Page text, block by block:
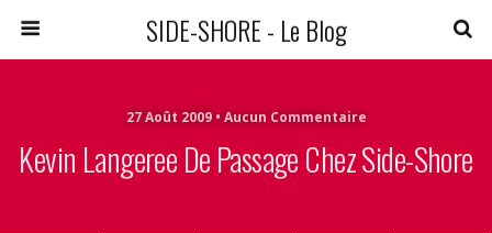
SIDE-SHORE - Le Blog
27 Août 2009 • Aucun Commentaire
Kevin Langeree De Passage Chez Side-Shore